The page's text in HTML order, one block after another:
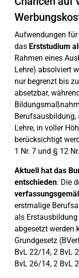
Aufwendungen für
das Erststudium
Rahmen eines
Lehre) absolviert
nur begrenzt bis
absetzbar,
Berufsausbildung,
Lehre, in voller
berücksichtigt
1 Nr. 7 und § 12
Aktuell hat das
entschieden: Die
erstmalige
als
abgesetzt werden
Grundgesetz
BvL 22/14, 2 BvL
BvL 26/14, 2 BvL